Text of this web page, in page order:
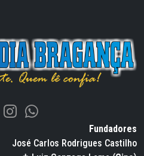
Fundadores
José Carlos Rodrigues Castilho